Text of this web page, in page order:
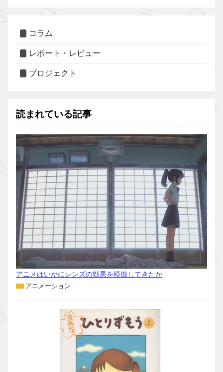
コラム
レポート・レビュー
プロジェクト
読まれている記事
アニメはいかにレンズの効果を模倣してきたか
アニメーション